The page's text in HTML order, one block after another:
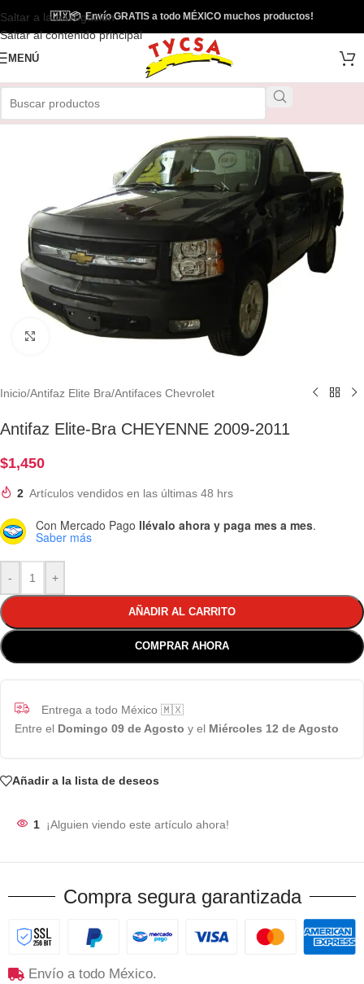
Saltar a la navegación
Saltar al contenido principal
🇲🇽📦Envío GRATIS a todo MÉXICO muchos productos!
MENÚ
Clic para ampliar
Inicio/Antifaz Elite Bra/Antifaces Chevrolet
Antifaz Elite-Bra CHEYENNE 2009-2011
$1,450
2 Artículos vendidos en las últimas 48 hrs
Con Mercado Pago llévalo ahora y paga mes a mes.
Saber más
- +
AÑADIR AL CARRITO
COMPRAR AHORA
Entrega a todo México 🇲🇽
Entre el Domingo 09 de Agosto y el Miércoles 12 de Agosto
Añadir a la lista de deseos
1 ¡Alguien viendo este artículo ahora!
Compra segura garantizada
Envío a todo México.